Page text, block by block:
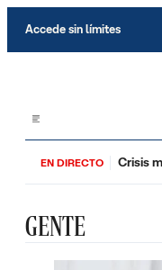
Accede sin límites
EN DIRECTO Crisis
GENTE